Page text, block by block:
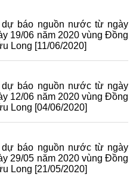
dự báo nguồn nước từ ngày
19/06 năm 2020 vùng Đồng
Long [11/06/2020]
dự báo nguồn nước từ ngày
12/06 năm 2020 vùng Đồng
Long [04/06/2020]
dự báo nguồn nước từ ngày
29/05 năm 2020 vùng Đồng
Long [21/05/2020]